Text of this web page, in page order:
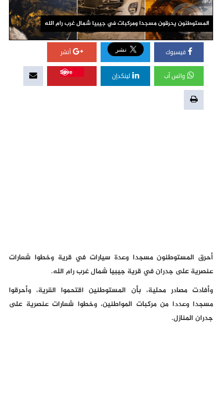
المستوطنون يحرقون مسجدا ومركبات في جيبيا شمال غرب رام الله
فيسبوك أنشر
واتس آب لينكدإن
Save
أحرق المستوطنون مسجدا وعدة سيارات في قرية وخطوا شعارات
عنصرية على جدران في قرية جيبيا شمال غرب رام الله.
وأفادت مصادر محلية، بأن المستوطنين اقتحموا القرية، وأحرقوا
مسجدا وعددا من مركبات المواطنين، وخطوا شعارات عنصرية على
جدران المنازل.